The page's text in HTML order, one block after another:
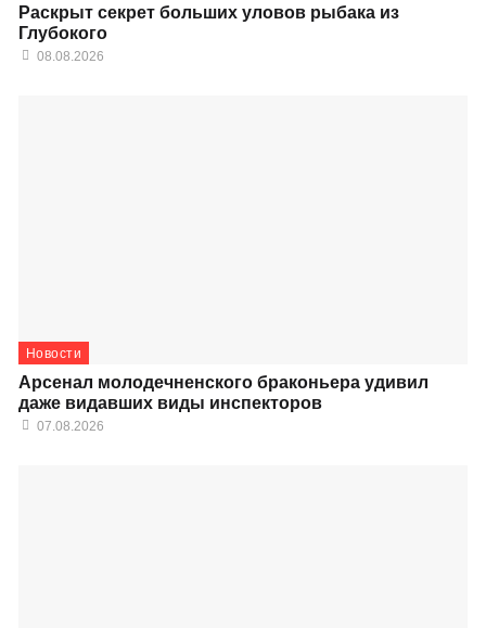
Раскрыт секрет больших уловов рыбака из
Глубокого
08.08.2026
Новости
Арсенал молодечненского браконьера удивил
даже видавших виды инспекторов
07.08.2026